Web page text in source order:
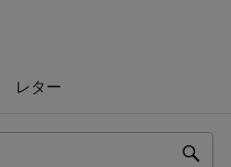
レター